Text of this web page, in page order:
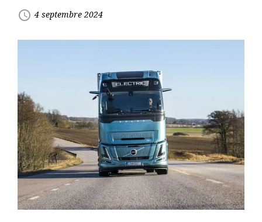
access_time 4 septembre 2024